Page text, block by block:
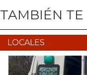
TAMBIÉN TE
LOCALES